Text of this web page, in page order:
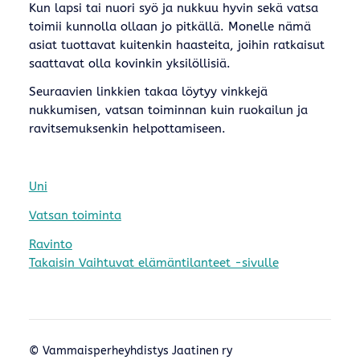
Takaisin Vaihtuvat elämäntilanteet -sivulle
Kun lapsi tai nuori syö ja nukkuu hyvin sekä vatsa
toimii kunnolla ollaan jo pitkällä. Monelle nämä
asiat tuottavat kuitenkin haasteita, joihin ratkaisut
saattavat olla kovinkin yksilöllisiä.
Seuraavien linkkien takaa löytyy vinkkejä
nukkumisen, vatsan toiminnan kuin ruokailun ja
ravitsemuksenkin helpottamiseen.
Uni
Vatsan toiminta
Ravinto
© Vammaisperheyhdistys Jaatinen ry